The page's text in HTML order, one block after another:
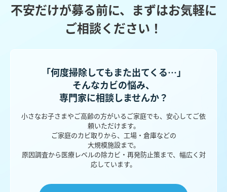
不安だけが募る前に、まずはお気軽に
ご相談ください！
「何度掃除してもまた出てくる…」
そんなカビの悩み、
専門家に相談しませんか？
小さなお子さまやご高齢の方がいるご家庭でも、安心してご依
頼いただけます。
ご家庭のカビ取りから、工場・倉庫などの
大規模施設まで。
原因調査から医療レベルの除カビ・再発防止策まで、幅広く対
応しています。